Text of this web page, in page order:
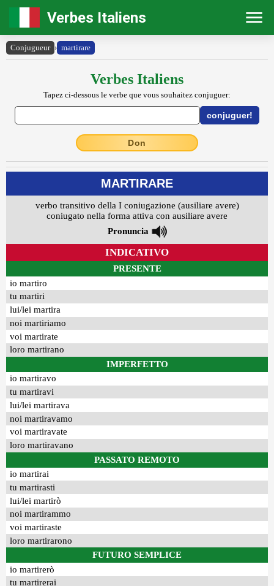
Verbes Italiens
Conjugueur › martirare
Verbes Italiens
Tapez ci-dessous le verbe que vous souhaitez conjuguer:
Don
MARTIRARE
verbo transitivo della I coniugazione (ausiliare avere)
coniugato nella forma attiva con ausiliare avere
Pronuncia
INDICATIVO
PRESENTE
io martiro
tu martiri
lui/lei martira
noi martiriamo
voi martirate
loro martirano
IMPERFETTO
io martiravo
tu martiravi
lui/lei martirava
noi martiravamo
voi martiravate
loro martiravano
PASSATO REMOTO
io martirai
tu martirasti
lui/lei martirò
noi martirammo
voi martiraste
loro martirarono
FUTURO SEMPLICE
io martirerò
tu martirerai